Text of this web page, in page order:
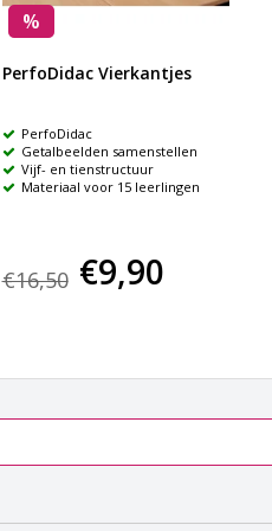
%
PerfoDidac Vierkantjes
PerfoDidac
Getalbeelden samenstellen
Vijf- en tienstructuur
Materiaal voor 15 leerlingen
€16,50 €9,90